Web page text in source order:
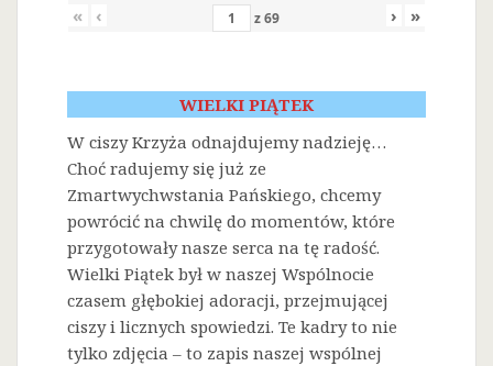
« ‹ z69 › »
WIELKI PIĄTEK
W ciszy Krzyża odnajdujemy nadzieję…
Choć radujemy się już ze
Zmartwychwstania Pańskiego, chcemy
powrócić na chwilę do momentów, które
przygotowały nasze serca na tę radość.
Wielki Piątek był w naszej Wspólnocie
czasem głębokiej adoracji, przejmującej
ciszy i licznych spowiedzi. Te kadry to nie
tylko zdjęcia – to zapis naszej wspólnej